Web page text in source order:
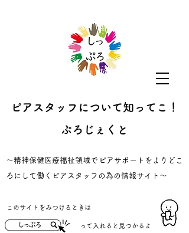
ピアスタッフについて知ってこ！
ぷろじぇくと
​～精神保健医療福祉領域でピアサポートをよりどこ
ろにして働くピアスタッフの為の情報サイト～
​このサイトをみつけるときは
​って入れると見つかるよ